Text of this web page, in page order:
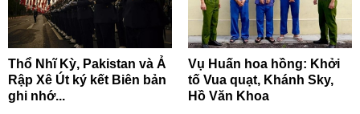
Thổ Nhĩ Kỳ, Pakistan và Ả
Rập Xê Út ký kết Biên bản
ghi nhớ...
Vụ Huấn hoa hồng: Khởi
tố Vua quạt, Khánh Sky,
Hồ Văn Khoa